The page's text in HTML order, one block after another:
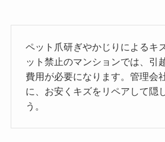
ペット爪研ぎやかじりによるキ
ット禁止のマンションでは、引
費用が必要になります。管理会
に、お安くキズをリペアして隠
う。